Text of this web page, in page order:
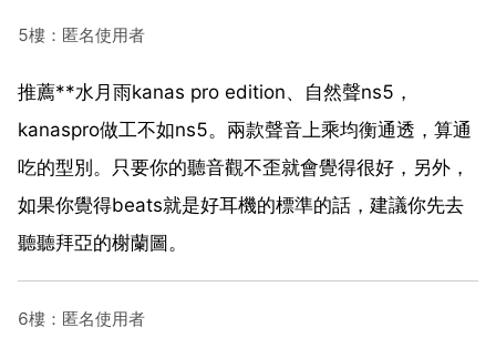
5樓：匿名使用者
推薦**水月雨kanas pro edition、自然聲ns5，
kanaspro做工不如ns5。兩款聲音上乘均衡通透，算通
吃的型別。只要你的聽音觀不歪就會覺得很好，另外，
如果你覺得beats就是好耳機的標準的話，建議你先去
聽聽拜亞的榭蘭圖。
6樓：匿名使用者